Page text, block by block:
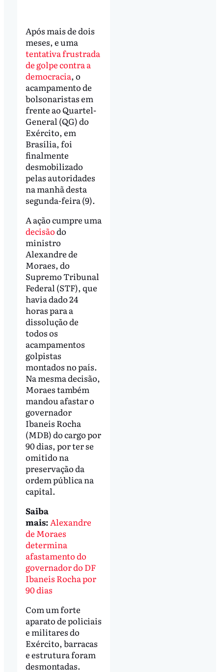
Após mais de dois
meses, e uma
tentativa frustrada
de golpe contra a
democracia, o
acampamento de
bolsonaristas em
frente ao Quartel-
General (QG) do
Exército, em
Brasília, foi
finalmente
desmobilizado
pelas autoridades
na manhã desta
segunda-feira (9).
A ação cumpre uma
decisãodo
ministro
Alexandre de
Moraes, do
Supremo Tribunal
Federal (STF), que
havia dado 24
horas para a
dissolução de
todos os
acampamentos
golpistas
montados no país.
Na mesma decisão,
Moraes também
mandou afastar o
governador
Ibaneis Rocha
(MDB) do cargo por
90 dias, por ter se
omitido na
preservação da
ordem pública na
capital.
Saiba
mais:Alexandre
de Moraes
determina
afastamento do
governador do DF
Ibaneis Rocha por
90 dias
Com um forte
aparato de policiais
e militares do
Exército, barracas
e estrutura foram
desmontadas.